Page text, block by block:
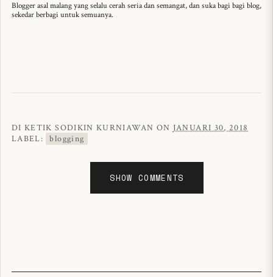
Blogger asal malang yang selalu cerah seria dan semangat, dan suka bagi bagi blog,
sekedar berbagi untuk semuanya.
DI KETIKSODIKIN KURNIAWAN ON JANUARI 30, 2018
LABEL:
blogging
SHOW COMMENTS